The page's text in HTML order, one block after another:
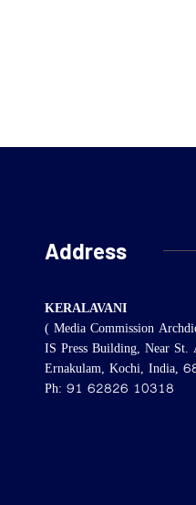
Address
KERALAVANI
( Media Commission
IS Press Building, Near St.
Ernakulam, Kochi, India,
Ph: 91 62826 10318